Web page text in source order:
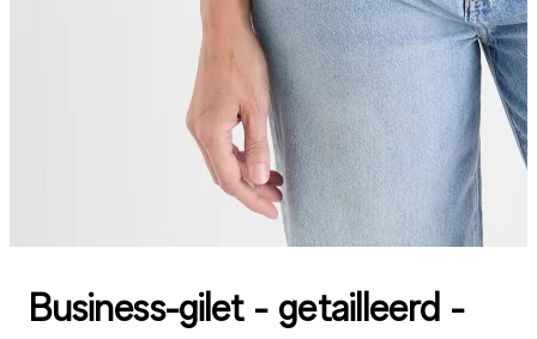
Business-gilet - getailleerd -